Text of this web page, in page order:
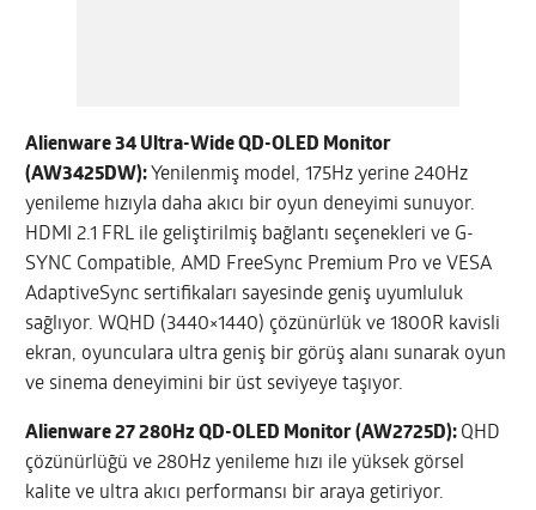
Alienware 34 Ultra-Wide QD-OLED Monitor
(AW3425DW): Yenilenmiş model, 175Hz yerine 240Hz
yenileme hızıyla daha akıcı bir oyun deneyimi sunuyor.
HDMI 2.1 FRL ile geliştirilmiş bağlantı seçenekleri ve G-
SYNC Compatible, AMD FreeSync Premium Pro ve VESA
AdaptiveSync sertifikaları sayesinde geniş uyumluluk
sağlıyor. WQHD (3440×1440) çözünürlük ve 1800R kavisli
ekran, oyunculara ultra geniş bir görüş alanı sunarak oyun
ve sinema deneyimini bir üst seviyeye taşıyor.
Alienware 27 280Hz QD-OLED Monitor (AW2725D): QHD
çözünürlüğü ve 280Hz yenileme hızı ile yüksek görsel
kalite ve ultra akıcı performansı bir araya getiriyor.